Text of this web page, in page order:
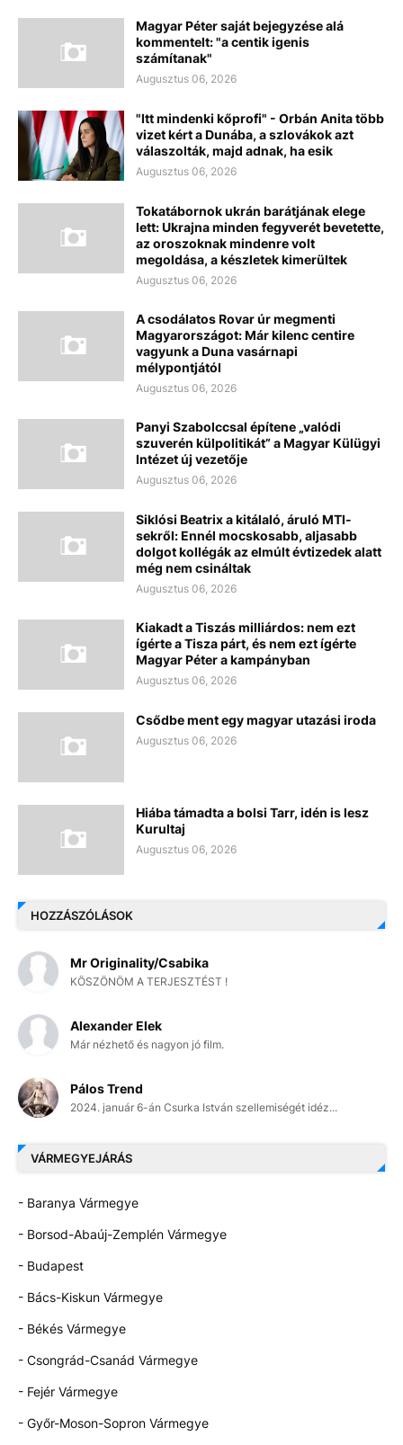
Magyar Péter saját bejegyzése alá
kommentelt: "a centik igenis
számítanak"
Augusztus 06, 2026
"Itt mindenki kőprofi" - Orbán Anita több
vizet kért a Dunába, a szlovákok azt
válaszolták, majd adnak, ha esik
Augusztus 06, 2026
Tokatábornok ukrán barátjának elege
lett: Ukrajna minden fegyverét bevetette,
az oroszoknak mindenre volt
megoldása, a készletek kimerültek
Augusztus 06, 2026
A csodálatos Rovar úr megmenti
Magyarországot: Már kilenc centire
vagyunk a Duna vasárnapi
mélypontjától
Augusztus 06, 2026
Panyi Szabolccsal építene „valódi
szuverén külpolitikát” a Magyar Külügyi
Intézet új vezetője
Augusztus 06, 2026
Siklósi Beatrix a kitálaló, áruló MTI-
sekről: Ennél mocskosabb, aljasabb
dolgot kollégák az elmúlt évtizedek alatt
még nem csináltak
Augusztus 06, 2026
Kiakadt a Tiszás milliárdos: nem ezt
ígérte a Tisza párt, és nem ezt ígérte
Magyar Péter a kampányban
Augusztus 06, 2026
Csődbe ment egy magyar utazási iroda
Augusztus 06, 2026
Hiába támadta a bolsi Tarr, idén is lesz
Kurultaj
Augusztus 06, 2026
HOZZÁSZÓLÁSOK
Mr Originality/Csabika
KÖSZÖNÖM A TERJESZTÉST !
Alexander Elek
Már nézhető és nagyon jó film.
Pálos Trend
2024. január 6-án Csurka István szellemiségét idéz...
VÁRMEGYEJÁRÁS
- Baranya Vármegye
- Borsod-Abaúj-Zemplén Vármegye
- Budapest
- Bács-Kiskun Vármegye
- Békés Vármegye
- Csongrád-Csanád Vármegye
- Fejér Vármegye
- Győr-Moson-Sopron Vármegye